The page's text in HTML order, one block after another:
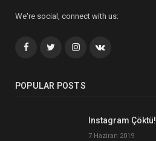
We're social, connect with us:
FacebookTwitterİnstagram+
VK
POPULAR POSTS
Instagram Çöktü!
7 Haziran 2019